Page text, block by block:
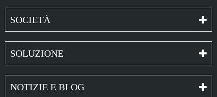
SOCIETÀ
SOLUZIONE
NOTIZIE E BLOG